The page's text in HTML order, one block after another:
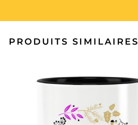
PRODUITS SIMILAIRES